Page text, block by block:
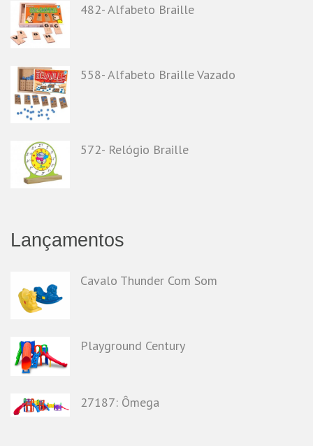
482- Alfabeto Braille
558- Alfabeto Braille Vazado
572- Relógio Braille
Lançamentos
Cavalo Thunder Com Som
Playground Century
27187: Ômega